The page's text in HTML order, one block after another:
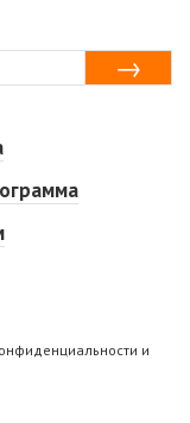
и